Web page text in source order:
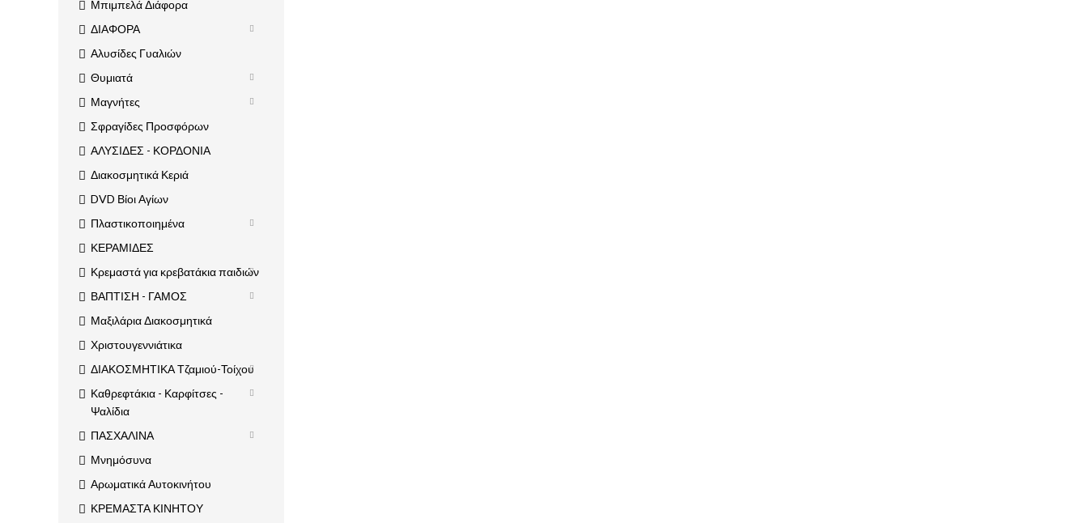
Μπιμπελά Διάφορα
ΔΙΑΦΟΡΑ
Αλυσίδες Γυαλιών
Θυμιατά
Μαγνήτες
Σφραγίδες Προσφόρων
ΑΛΥΣΙΔΕΣ - ΚΟΡΔΟΝΙΑ
Διακοσμητικά Κεριά
DVD Βίοι Αγίων
Πλαστικοποιημένα
ΚΕΡΑΜΙΔΕΣ
Κρεμαστά για κρεβατάκια παιδιών
ΒΑΠΤΙΣΗ - ΓΑΜΟΣ
Μαξιλάρια Διακοσμητικά
Χριστουγεννιάτικα
ΔΙΑΚΟΣΜΗΤΙΚΑ Τζαμιού-Τοίχου
Καθρεφτάκια - Καρφίτσες -
Ψαλίδια
ΠΑΣΧΑΛΙΝΑ
Μνημόσυνα
Αρωματικά Αυτοκινήτου
ΚΡΕΜΑΣΤΑ ΚΙΝΗΤΟΥ